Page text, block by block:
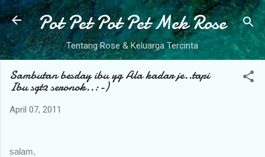
Skip to main content
Pot Pet Pot Pet Mek Rose
Tentang Rose & Keluarga Tercinta
Sambutan besday ibu yg Ala kadar je..tapi
Ibu sgt2 seronok..:-)
April 07, 2011
salam,